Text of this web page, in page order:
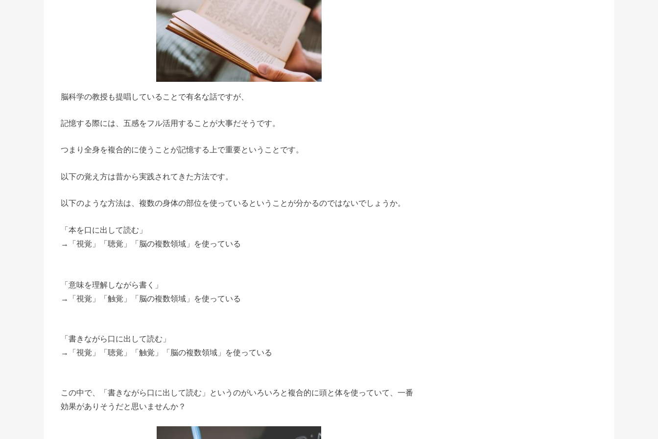
脳科学の教授も提唱していることで有名な話ですが、
記憶する際には、五感をフル活用することが大事だそうです。
つまり全身を複合的に使うことが記憶する上で重要ということです。
以下の覚え方は昔から実践されてきた方法です。
以下のような方法は、複数の身体の部位を使っているということが分かるのではないでしょうか。
「本を口に出して読む」
→「視覚」「聴覚」「脳の複数領域」を使っている
「意味を理解しながら書く」
→「視覚」「触覚」「脳の複数領域」を使っている
「書きながら口に出して読む」
→「視覚」「聴覚」「触覚」「脳の複数領域」を使っている
この中で、「書きながら口に出して読む」というのがいろいろと複合的に頭と体を使っていて、一番
効果がありそうだと思いませんか？